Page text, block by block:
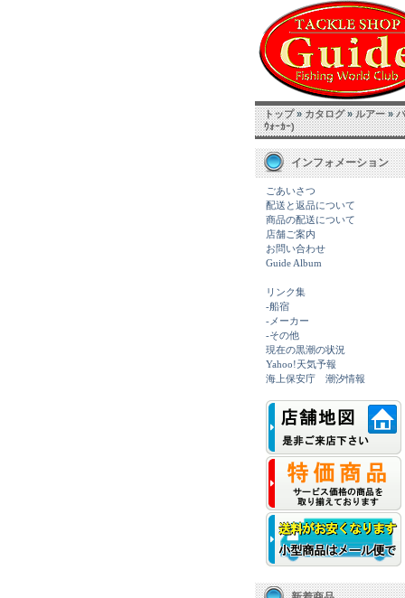
トップ»カタログ»ルアー»
ｳｫｰｶｰ)
インフォメーション
ごあいさつ
配送と返品について
商品の配送について
店舗ご案内
お問い合わせ
Guide Album
リンク集
-船宿
-メーカー
-その他
現在の黒潮の状況
Yahoo!天気予報
海上保安庁 潮汐情報